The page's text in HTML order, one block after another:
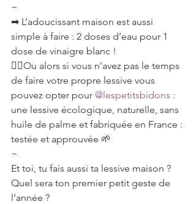
~
➡ L’adoucissant maison est aussi
simple à faire : 2 doses d’eau pour 1
dose de vinaigre blanc !
👉🏻Ou alors si vous n’avez pas le temps
de faire votre propre lessive vous
pouvez opter pour @lespetitsbidons :
une lessive écologique, naturelle, sans
huile de palme et fabriquée en France :
testée et approuvée 🌱
~
Et toi, tu fais aussi ta lessive maison ?
Quel sera ton premier petit geste de
l’année ?